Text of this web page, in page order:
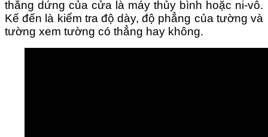
thẳng dứng của cửa là máy thủy bình hoặc ni-vô.
Kế đến là kiểm tra độ dày, độ phẳng của tường và
tường xem tường có thẳng hay không.